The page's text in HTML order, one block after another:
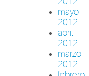
mayo
2012
abril
2012
marzo
2012